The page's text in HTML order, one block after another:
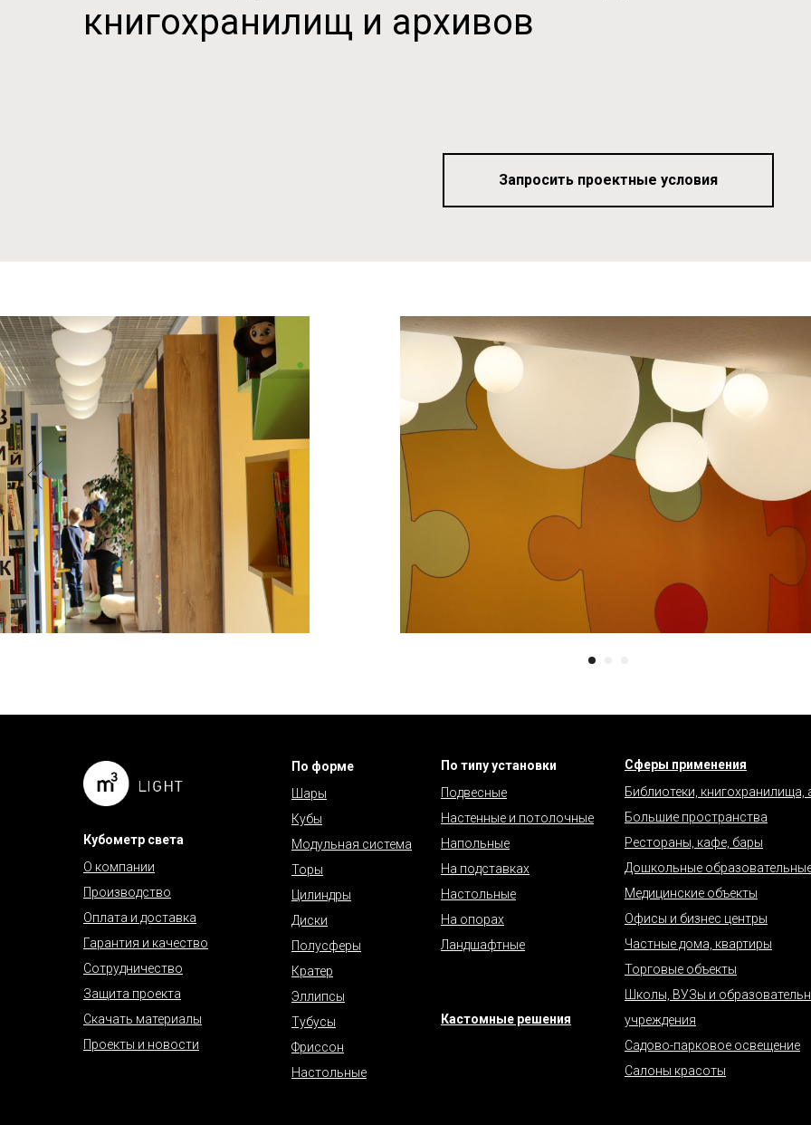
книгохранилищ и архивов
Запросить проектные условия
По форме
Шары
Кубы
Модульная система
Торы
Цилиндры
Диски
Полусферы
Кратер
Эллипсы
Тубусы
Фриссон
Настольные
По типу установки
Подвесные
Настенные и потолочные
Напольные
На подставках
Настольные
На опорах
Ландшафтные
Кастомные решения
Сферы применения
Библиотеки, книгохранилища,
Большие пространства
Рестораны, кафе, бары
Дошкольные
Медицинские объекты
Офисы и бизнес центры
Частные дома, квартиры
Торговые объекты
Школы, ВУЗы и
учреждения
Садово-парковое освещение
Салоны красоты
О компании
Производство
Оплата и доставка
Гарантия и качество
Сотрудничество
Защита проекта
Скачать материалы
Проекты и новости
Кубометр света